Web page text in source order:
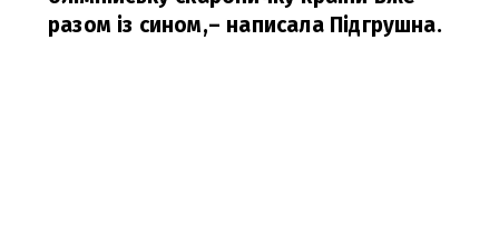
разом із сином,– написала Підгрушна.